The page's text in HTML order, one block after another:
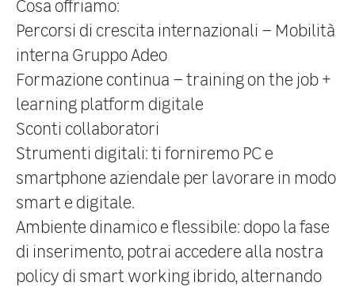
Cosa offriamo:
Percorsi di crescita internazionali – Mobilità
interna Gruppo Adeo
Formazione continua – training on the job +
learning platform digitale
Sconti collaboratori
Strumenti digitali: ti forniremo PC e
smartphone aziendale per lavorare in modo
smart e digitale.
Ambiente dinamico e flessibile: dopo la fase
di inserimento, potrai accedere alla nostra
policy di smart working ibrido, alternando